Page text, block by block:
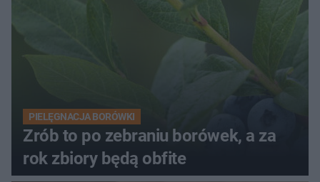
PIELĘGNACJA BORÓWKI
Zrób to po zebraniu borówek, a za
rok zbiory będą obfite